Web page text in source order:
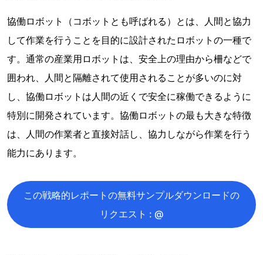
協働ロボット（コボットとも呼ばれる）とは、人間と協力
して作業を行うことを目的に設計されたロボットの一種で
す。通常の産業用ロボットは、安全上の理由から柵などで
囲われ、人間と隔離されて使用されることが多いのに対
し、協働ロボットは人間の近くで安全に稼働できるように
特別に開発されています。協働ロボットの最も大きな特徴
は、人間の作業者と直接対話し、協力しながら作業を行う
能力にあります。
この戦略的レポートの無料サンプルダウンロードの
リクエスト : @